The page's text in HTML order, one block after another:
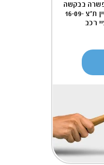
בבקשה
לאישור תביעה ייצוגית בעניין ת"צ 16-09-